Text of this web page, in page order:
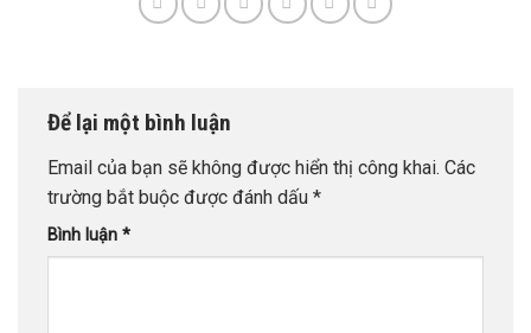
Để lại một bình luận
Email của bạn sẽ không được hiển thị công khai. Các
trường bắt buộc được đánh dấu *
Bình luận *